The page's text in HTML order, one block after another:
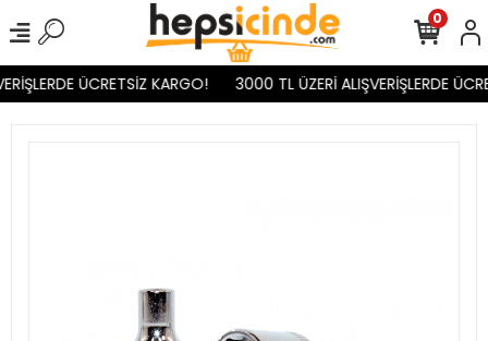
ÜCRETSİZ KARGO! 3000 TL ÜZERİ ALIŞVERİŞLERDE
0